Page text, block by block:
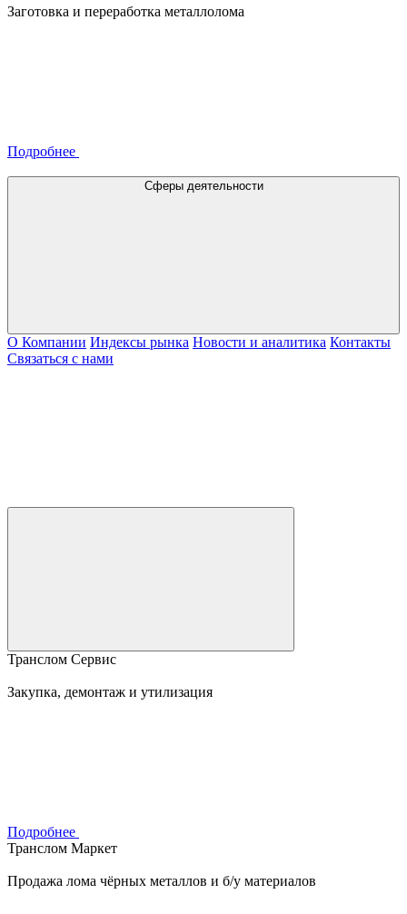
Заготовка и переработка металлолома
Подробнее
Сферы деятельности
О Компании Индексы рынка Новости и аналитика Контакты
Связаться с нами
Транслом Сервис
Закупка, демонтаж и утилизация
Подробнее
Транслом Маркет
Продажа лома чёрных металлов и б/у материалов